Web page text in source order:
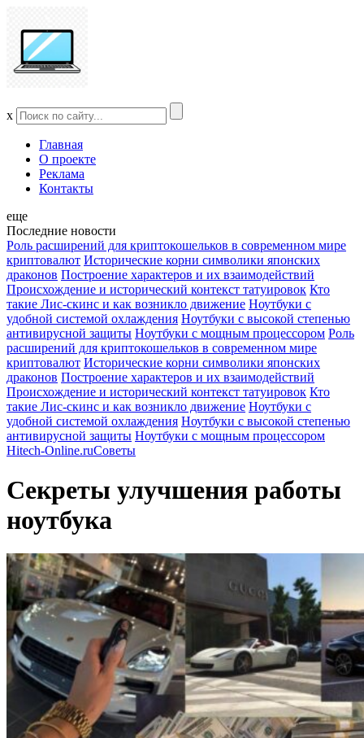
x
Главная
О проекте
Реклама
Контакты
еще
Последние новости
Роль расширений для криптокошельков в современном мире
криптовалют Исторические корни символики японских
драконов Построение характеров и их взаимодействий
Происхождение и исторический контекст татуировок Кто
такие Лис-скинс и как возникло движение Ноутбуки с
удобной системой охлаждения Ноутбуки с высокой степенью
антивирусной защиты Ноутбуки с мощным процессором Роль
расширений для криптокошельков в современном мире
криптовалют Исторические корни символики японских
драконов Построение характеров и их взаимодействий
Происхождение и исторический контекст татуировок Кто
такие Лис-скинс и как возникло движение Ноутбуки с
удобной системой охлаждения Ноутбуки с высокой степенью
антивирусной защиты Ноутбуки с мощным процессором
Hitech-Online.ruСоветы
Секреты улучшения работы
ноутбука